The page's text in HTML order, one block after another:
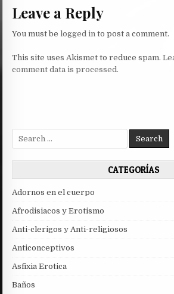
Leave a Reply
You must belogged in to post a comment.
This site uses Akismet to reduce spam.
comment data is processed.
CATEGORÍAS
Adornos en el cuerpo
Afrodisiacos y Erotismo
Anti-clerigos y Anti-religiosos
Anticonceptivos
Asfixia Erotica
Baños